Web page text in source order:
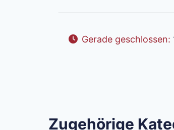
Gerade geschlossen:
Zugehörige